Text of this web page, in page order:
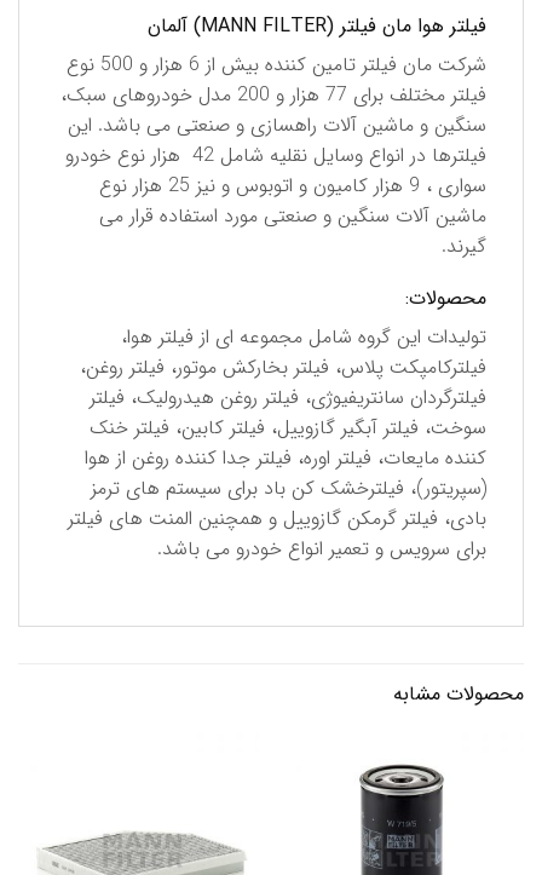
فيلتر هوا مان فیلتر (MANN FILTER) آلمان
شركت مان فیلتر تامین كننده بیش از 6 هزار و 500 نوع
فیلتر مختلف برای 77 هزار و 200 مدل خودروهای سبک،
سنگین و ماشین آلات راهسازی و صنعتی می باشد. این
فیلترها در انواع وسایل نقلیه شامل 42 هزار نوع خودرو
سواری ، 9 هزار كامیون و اتوبوس و نیز 25 هزار نوع
ماشین آلات سنگین و صنعتی مورد استفاده قرار می
گیرند.
محصولات:
تولیدات این گروه شامل مجموعه ای از فیلتر هوا،
فیلترکامپکت پلاس، فیلتر بخارکش موتور، فیلتر روغن،
فیلترگردان سانتریفیوژی، فیلتر روغن هیدرولیک، فیلتر
سوخت، فیلتر آبگیر گازوییل، فیلتر کابین، فیلتر خنک
کننده مایعات، فیلتر اوره، فیلتر جدا کننده روغن از هوا
(سپریتور)، فیلترخشک کن باد برای سیستم های ترمز
بادی، فیلتر گرمکن گازوییل و همچنین المنت های فیلتر
برای سرویس و تعمیر انواع خودرو می باشد.
محصولات مشابه